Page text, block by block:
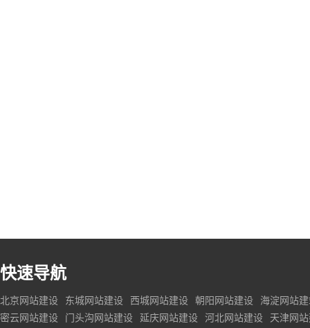
快速导航
北京网站建设 东城网站建设 西城网站建设 朝阳网站建设
海淀网站
密云网站建设
门头沟网站建设 延庆网站建设 河北网站建设
天津网